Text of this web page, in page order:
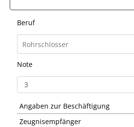
Beruf
Note
Angaben zur Beschäftigung
Zeugnisempfänger